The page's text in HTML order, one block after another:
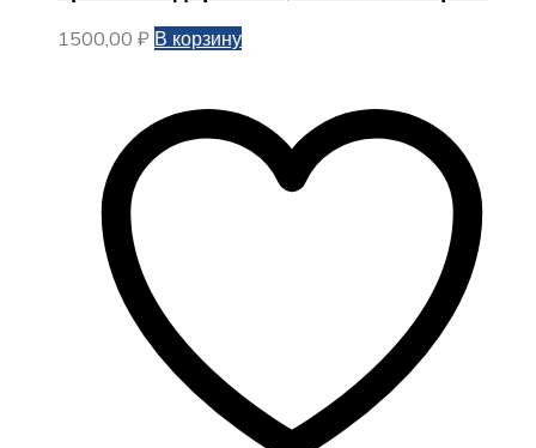
1500,00 ₽ В корзину